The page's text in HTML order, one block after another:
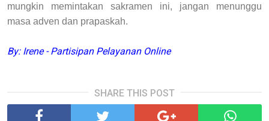
mungkin memintakan sakramen ini, jangan menunggu
masa adven dan prapaskah.
By: Irene - Partisipan Pelayanan Online
SHARE THIS POST